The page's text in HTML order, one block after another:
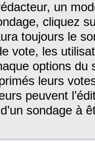
un
cliquez
toujours le
vote, les
options du
leurs
peuvent
sondage à